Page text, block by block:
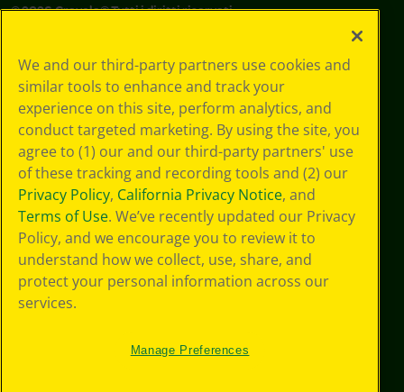
©2026Crayola® Tutti i diritti riservati.
in materia di
privacy
Informativa sulla
privacy
Termini SMS
GDPR
Informativa sulla
privacy di CA
Technologies
Preferenze cookie
Condizioni d'uso
Accessibilità web
Mappa del sito
We and our third-party partners use cookies and
similar tools to enhance and track your
experience on this site, perform analytics, and
conduct targeted marketing. By using the site, you
agree to (1) our and our third-party partners' use
of these tracking and recording tools and (2) our
Privacy Policy, California Privacy Notice, and
Terms of Use. We’ve recently updated our Privacy
Policy, and we encourage you to review it to
understand how we collect, use, share, and
protect your personal information across our
services.
Manage Preferences